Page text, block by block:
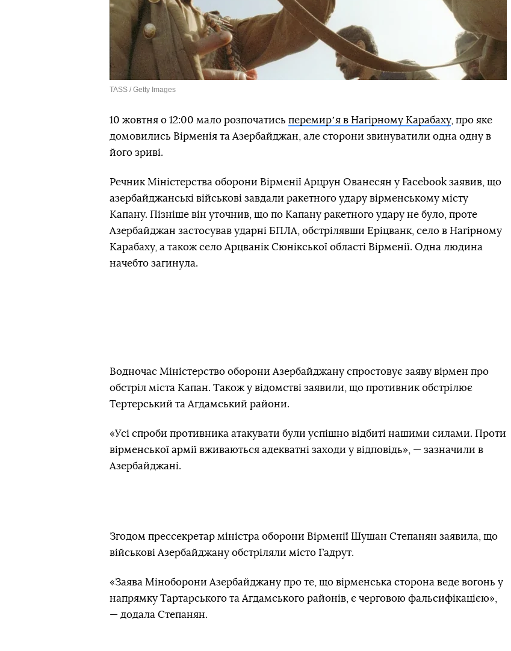
TASS / Getty Images
10 жовтня о 12:00 мало розпочатись перемирʼя в Нагірному Карабаху, про яке
домовились Вірменія та Азербайджан, але сторони звинуватили одна одну в
його зриві.
Речник Міністерства оборони Вірменії Арцрун Ованесян у Facebook заявив, що
азербайджанські військові завдали ракетного удару вірменському місту
Капану. Пізніше він уточнив, що по Капану ракетного удару не було, проте
Азербайджан застосував ударні БПЛА, обстрілявши Еріцванк, село в Нагірному
Карабаху, а також село Арцванік Сюнікської області Вірменії. Одна людина
начебто загинула.
Водночас Міністерство оборони Азербайджану спростовує заяву вірмен про
обстріл міста Капан. Також у відомстві заявили, що противник обстрілює
Тертерський та Агдамський райони.
«Усі спроби противника атакувати були успішно відбиті нашими силами. Проти
вірменської армії вживаються адекватні заходи у відповідь», — зазначили в
Азербайджані.
Згодом прессекретар міністра оборони Вірменії Шушан Степанян заявила, що
військові Азербайджану обстріляли місто Гадрут.
«Заява Міноборони Азербайджану про те, що вірменська сторона веде вогонь у
напрямку Тартарського та Агдамського районів, є черговою фальсифікацією»,
— додала Степанян.